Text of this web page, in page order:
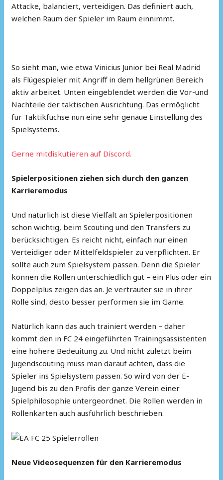
Attacke, balanciert, verteidigen. Das definiert auch,
welchen Raum der Spieler im Raum einnimmt.
So sieht man, wie etwa Vinicius Junior bei Real Madrid
als Flügespieler mit Angriff in dem hellgrünen Bereich
aktiv arbeitet. Unten eingeblendet werden die Vor-und
Nachteile der taktischen Ausrichtung. Das ermöglicht
für Taktikfüchse nun eine sehr genaue Einstellung des
Spielsystems.
Gerne mitdiskutieren auf Discord.
Spielerpositionen ziehen sich durch den ganzen
Karrieremodus
Und natürlich ist diese Vielfalt an Spielerpositionen
schon wichtig, beim Scouting und den Transfers zu
berücksichtigen. Es reicht nicht, einfach nur einen
Verteidiger oder Mittelfeldspieler zu verpflichten. Er
sollte auch zum Spielsystem passen. Denn die Spieler
können die Rollen unterschiedlich gut – ein Plus oder ein
Doppelplus zeigen das an. Je vertrauter sie in ihrer
Rolle sind, desto besser performen sie im Game.
Natürlich kann das auch trainiert werden – daher
kommt den in FC 24 eingeführten Trainingsassistenten
eine höhere Bedeuitung zu. Und nicht zuletzt beim
Jugendscouting muss man darauf achten, dass die
Spieler ins Spielsystem passen. So wird von der E-
Jugend bis zu den Profis der ganze Verein einer
Spielphilosophie untergeordnet. Die Rollen werden in
Rollenkarten auch ausführlich beschrieben.
Neue Videosequenzen für den Karrieremodus